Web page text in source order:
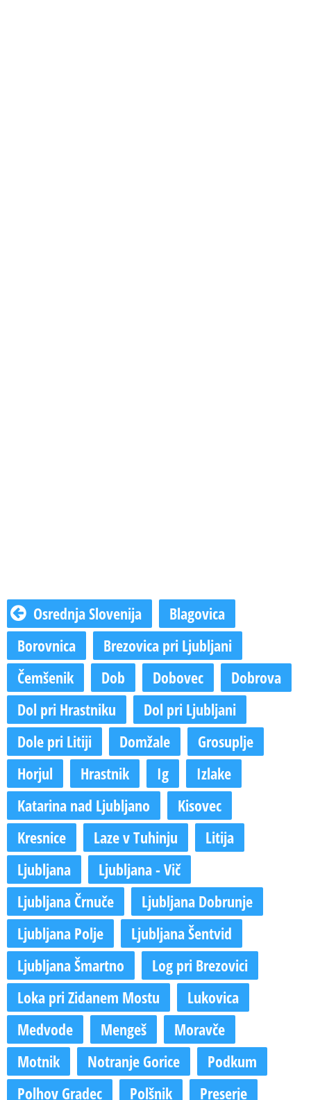
Osrednja Slovenija
Blagovica
Borovnica
Brezovica pri Ljubljani
Čemšenik
Dob Dobovec
Dobrova
Dol pri Hrastniku
Dol pri Ljubljani
Dole pri Litiji
Domžale
Grosuplje
Horjul
Hrastnik Ig
Izlake
Katarina nad Ljubljano
Kisovec
Kresnice
Laze v Tuhinju
Litija
Ljubljana
Ljubljana - Vič
Ljubljana Črnuče
Ljubljana Dobrunje
Ljubljana Polje
Ljubljana Šentvid
Ljubljana Šmartno
Log pri Brezovici
Loka pri Zidanem Mostu
Lukovica
Medvode
Mengeš
Moravče
Motnik
Notranje Gorice
Podkum
Polhov Gradec
Polšnik Preserje